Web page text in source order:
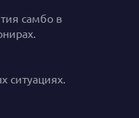
самбо в
ситуациях.